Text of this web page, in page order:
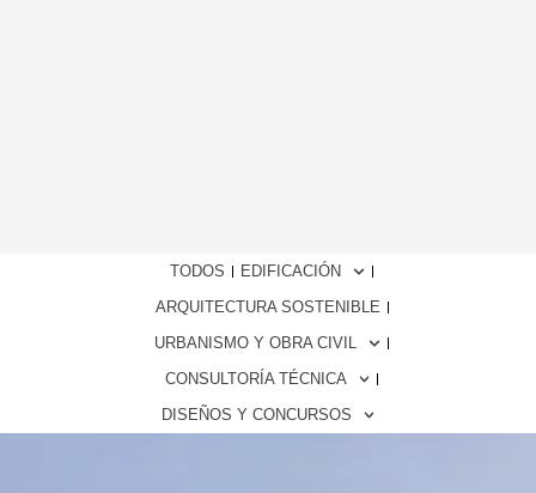
TODOS
EDIFICACIÓN
ARQUITECTURA SOSTENIBLE
URBANISMO Y OBRA CIVIL
CONSULTORÍA TÉCNICA
DISEÑOS Y CONCURSOS